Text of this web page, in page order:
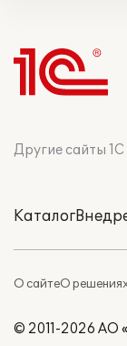
Другие сайты 1С
Каталог
О сайтеО
© 2011-2026 АО